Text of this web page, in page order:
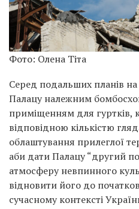
Фото: Олена Тіта
Серед подальших планів на
Палацу належним
приміщенням для гуртків,
відповідною кількістю
облаштування прилеглої
аби дати Палацу “другий
атмосферу невпинного
відновити його до
сучасному контексті